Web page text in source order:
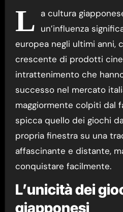
L a cultura
un’influenza
europea negli ultimi anni,
crescente di prodotti
intrattenimento che
successo nel mercato
maggiormente colpiti dal
spicca quello dei giochi
propria finestra su una
affascinante e distante,
conquistare facilmente.
L’unicità dei
giapponesi